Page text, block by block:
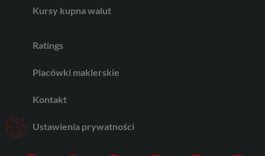
Kursy kupna walut
Ratings
Placówki maklerskie
Kontakt
Ustawienia prywatności